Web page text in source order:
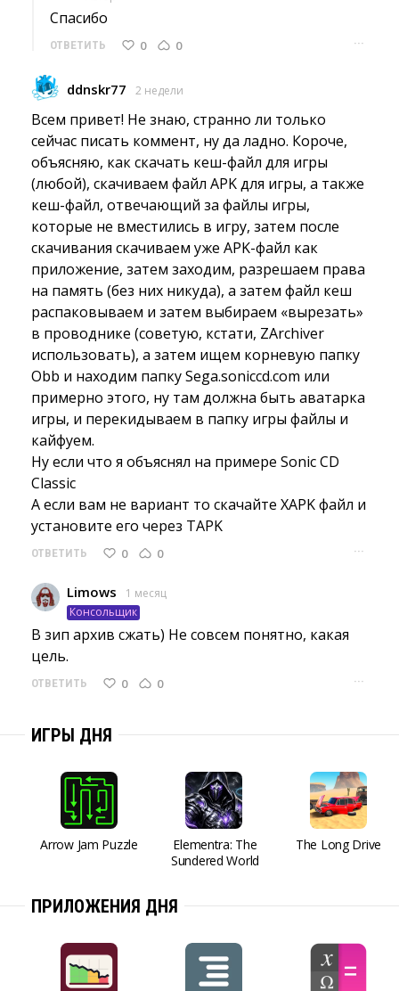
Спасибо
ОТВЕТИТЬ 0 0 ···
ddnskr77 2 недели
Всем привет! Не знаю, странно ли только
сейчас писать коммент, ну да ладно. Короче,
объясняю, как скачать кеш-файл для игры
(любой), скачиваем файл APK для игры, а также
кеш-файл, отвечающий за файлы игры,
которые не вместились в игру, затем после
скачивания скачиваем уже APK-файл как
приложение, затем заходим, разрешаем права
на память (без них никуда), а затем файл кеш
распаковываем и затем выбираем «вырезать»
в проводнике (советую, кстати, ZArchiver
использовать), а затем ищем корневую папку
Obb и находим папку Sega.soniccd.com или
примерно этого, ну там должна быть аватарка
игры, и перекидываем в папку игры файлы и
кайфуем.
Ну если что я объяснял на примере Sonic CD
Classic
А если вам не вариант то скачайте XAPK файл и
установите его через TAPK
ОТВЕТИТЬ 0 0 ···
Limows
1 месяц
Консольщик
В зип архив сжать) Не совсем понятно, какая
цель.
ОТВЕТИТЬ 0 0 ···
ИГРЫ ДНЯ
Arrow Jam Puzzle
Elementra: The
Sundered World
The Long Drive
ПРИЛОЖЕНИЯ ДНЯ